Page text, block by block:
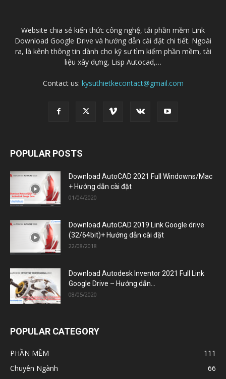
Website chia sẻ kiến thức công nghệ, tải phần mềm Link
Download Google Drive và hướng dẫn cài đặt chi tiết. Ngoài
ra, là kênh thông tin dành cho kỹ sư tìm kiếm phần mềm, tài
liệu xây dựng, Lisp Autocad,…
Contact us: kysuthietkecontact@gmail.com
POPULAR POSTS
Download AutoCAD 2021 Full Windowns/Mac
+ Hướng dẫn cài đặt
01/04/2020
Download AutoCAD 2019 Link Google drive
(32/64bit)+ Hướng dẫn cài đặt
22/08/2018
Download Autodesk Inventor 2021 Full Link
Google Drive – Hướng dẫn...
08/05/2020
POPULAR CATEGORY
PHẦN MỀM
111
Chuyên Ngành
66